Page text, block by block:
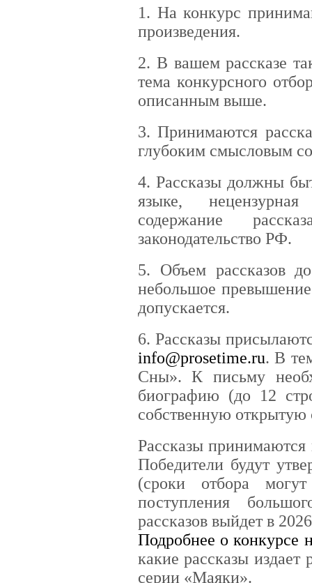
1. На конкурс
произведения.
2. В вашем рассказе
тема конкурсного
описанным выше.
3. Принимаются
глубоким смысловым
4. Рассказы должны
языке,
содержание
законодательство РФ.
5. Объем рассказов
небольшое
допускается.
6. Рассказы
info@prosetime.ru. В
Сны». К письму
биографию (до 12
собственную открытую
Рассказы принимаются
Победители будут
(сроки отбора
поступления
рассказов выйдет в
Подробнее о конкурсе
какие рассказы издает
серии «Маяки».